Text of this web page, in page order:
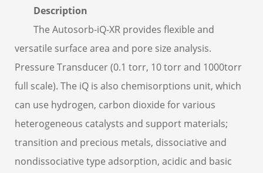
Description
The Autosorb-iQ-XR provides flexible and
versatile surface area and pore size analysis.
Pressure Transducer (0.1 torr, 10 torr and 1000torr
full scale). The iQ is also chemisorptions unit, which
can use hydrogen, carbon dioxide for various
heterogeneous catalysts and support materials;
transition and precious metals, dissociative and
nondissociative type adsorption, acidic and basic